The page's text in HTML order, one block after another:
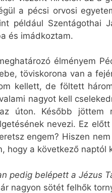
a pécsi orvosi
például Szentágothai
és imádkoztam.
élményem
töviskorona van a
kellett, de föltett
nagyot kell
úton. Később jöttem
nevezi. Ez
engem? Hiszen
hogy a következő naptól
pedig belépett a Jézus
nagyon sötét felhők